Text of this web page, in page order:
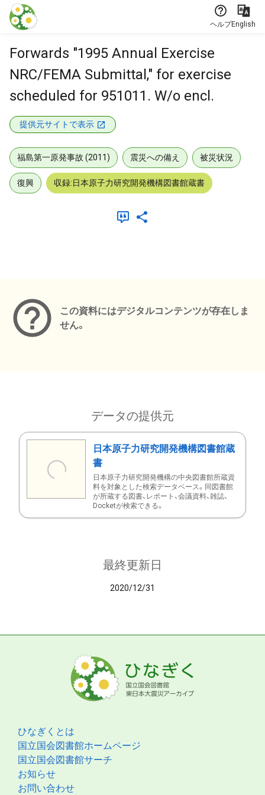
本文に飛ぶ
ヘルプEnglish
Forwards "1995 Annual Exercise
NRC/FEMA Submittal," for exercise
scheduled for 951011. W/o encl.
提供元サイトで表示
福島第一原発事故 (2011) 震災への備え 被災状況
復興 収録:日本原子力研究開発機構図書館蔵書
この資料にはデジタルコンテンツが存在しま
せん。
データの提供元
日本原子力研究開発機構図書館蔵
書
日本原子力研究開発機構の中央図書館所蔵資
料を対象とした検索データベース。同図書館
が所蔵する図書、レポート、会議資料、雑誌、
Docketが検索できる。
最終更新日
2020/12/31
ひなぎくとは
国立国会図書館ホームページ
国立国会図書館サーチ
お知らせ
お問い合わせ